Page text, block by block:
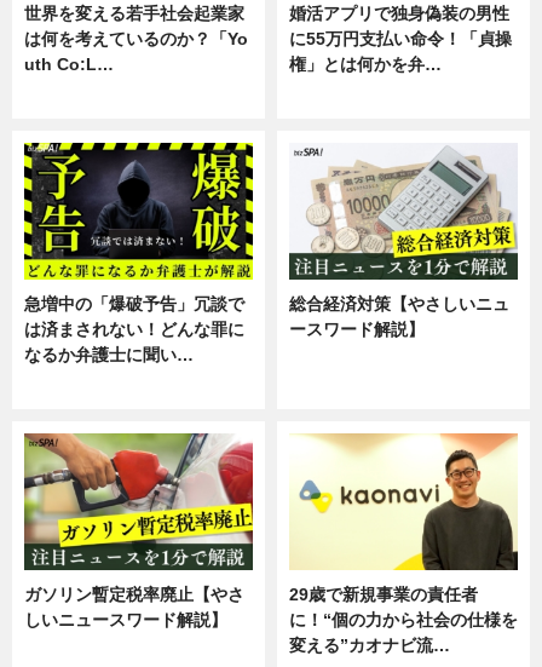
世界を変える若手社会起業家
は何を考えているのか？「Yo
uth Co:L…
婚活アプリで独身偽装の男性
に55万円支払い命令！「貞操
権」とは何かを弁…
急増中の「爆破予告」冗談で
は済まされない！どんな罪に
なるか弁護士に聞い…
総合経済対策【やさしいニュ
ースワード解説】
ガソリン暫定税率廃止【やさ
しいニュースワード解説】
29歳で新規事業の責任者
に！“個の力から社会の仕様を
変える”カオナビ流…